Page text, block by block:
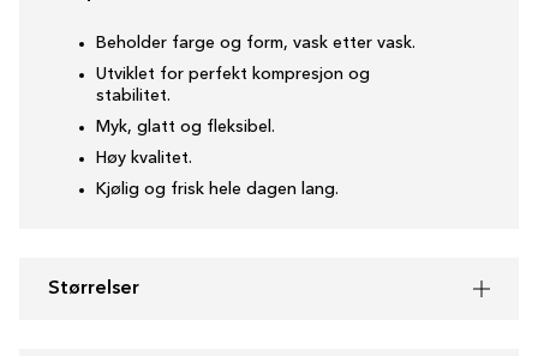
Beholder farge og form, vask etter vask.
Utviklet for perfekt kompresjon og
stabilitet.
Myk, glatt og fleksibel.
Høy kvalitet.
Kjølig og frisk hele dagen lang.
Størrelser